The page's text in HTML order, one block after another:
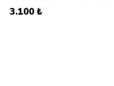
3.100 ₺